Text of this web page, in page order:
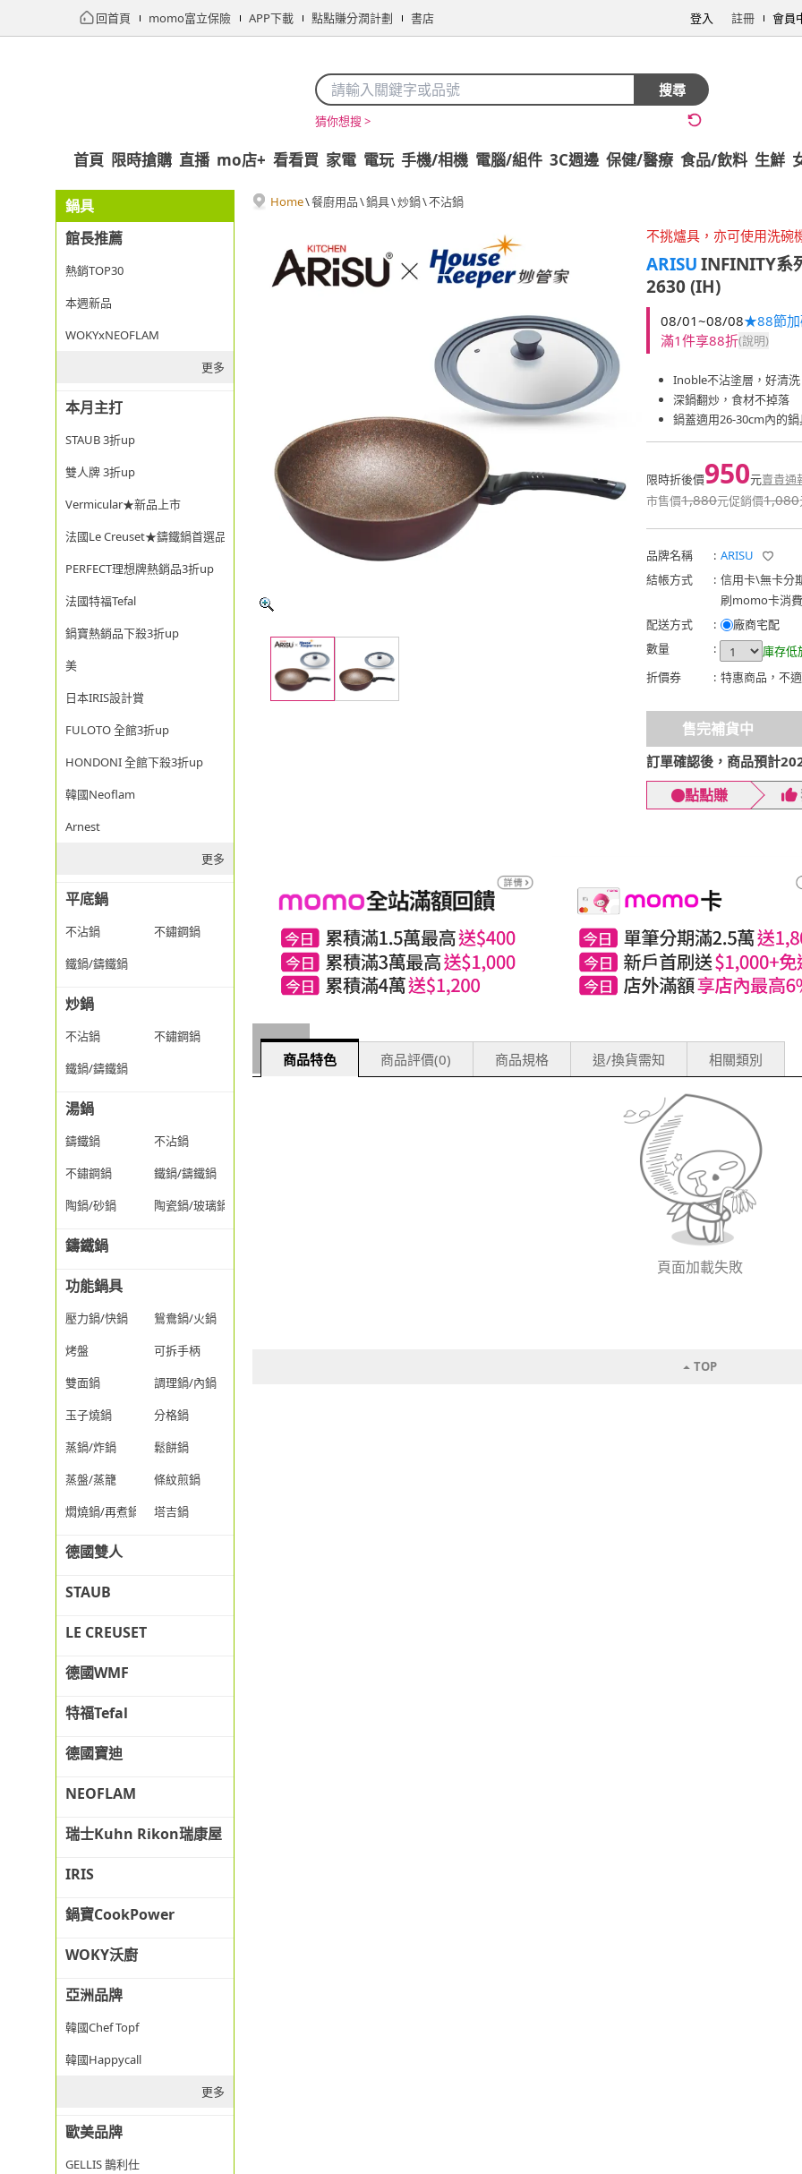
回首頁 momo富立保險 APP下載 點點賺分潤計劃 書店 登入 註冊 會員
搜尋
猜你想搜 >
首頁 限時搶購 直播 mo店+ 看看買 家電 電玩 手機/相機 電腦/組件 3C週邊 保健/醫療 食品/飲料 生鮮
鍋具
館長推薦
熱銷TOP30
本週新品
WOKYxNEOFLAM
更多
本月主打
STAUB 3折up
雙人牌 3折up
Vermicular★新品上市
法國Le Creuset★鑄鐵鍋首選品牌
PERFECT理想牌熱銷品3折up
法國特福Tefal
鍋寶熱銷品下殺3折up
美
日本IRIS設計賞
FULOTO 全館3折up
HONDONI 全館下殺3折up
韓國Neoflam
Arnest
更多
平底鍋
不沾鍋
不鏽鋼鍋
鐵鍋/鑄鐵鍋
炒鍋
不沾鍋
不鏽鋼鍋
鐵鍋/鑄鐵鍋
湯鍋
鑄鐵鍋
不沾鍋
不鏽鋼鍋
鐵鍋/鑄鐵鍋
陶鍋/砂鍋
陶瓷鍋/玻璃鍋/透明鍋
鑄鐵鍋
功能鍋具
壓力鍋/快鍋
鴛鴦鍋/火鍋
烤盤
可拆手柄
雙面鍋
調理鍋/內鍋
玉子燒鍋
分格鍋
蒸鍋/炸鍋
鬆餅鍋
蒸盤/蒸籠
條紋煎鍋
燜燒鍋/再煮鍋
塔吉鍋
德國雙人
STAUB
LE CREUSET
德國WMF
特福Tefal
德國寶迪
NEOFLAM
瑞士Kuhn Rikon瑞康屋
IRIS
鍋寶CookPower
WOKY沃廚
亞洲品牌
韓國Chef Topf
韓國Happycall
更多
歐美品牌
GELLIS 鵲利仕
Home\餐廚用品\鍋具\炒鍋\不沾鍋
不挑爐具，亦可使用洗碗
ARISUINFINITY系
2630 (IH)
08/01~08/08★88節
滿1件享88折(說明)
Inoble不沾塗層，好清洗
深鍋翻炒，食材不掉落
鍋蓋適用26-30cm內的鍋
限時折後價950元賣貴通
市售價1,880元促銷價1,080
品牌名稱 : ARISU
結帳方式
: 信用卡\無卡分
刷momo卡消
配送方式
:
廠商宅配
數量
: 庫存低
折價券
: 特惠商品，不
售完補貨中
訂單確認後，商品預計
點點賺
商品特色 商品評價(0) 商品規格 退/換貨需知 相關類別
頁面加載失敗
TOP